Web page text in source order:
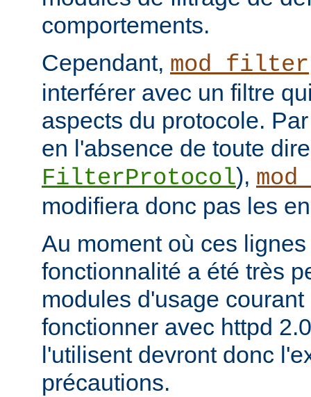
comportements.
Cependant, mod_filter
interférer avec un filtre
aspects du protocole.
en l'absence de toute
FilterProtocol),
modifiera donc pas les
Au moment où ces
fonctionnalité a été très
modules d'usage
fonctionner avec httpd
l'utilisent devront donc
précautions.